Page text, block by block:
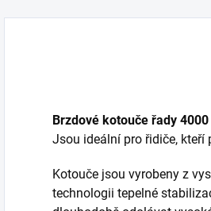
Brzdové kotouče řady 4000
Jsou ideální pro řidiče,
Kotouče jsou vyrobeny z
technologii tepelné